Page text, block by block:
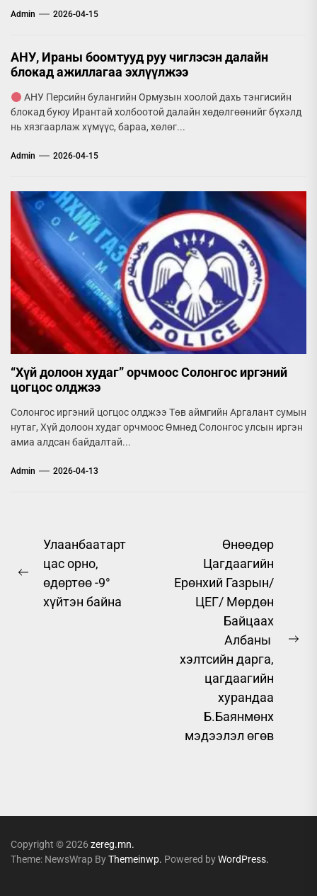
Admin 2026-04-15
АНУ, Ираны боомтууд руу чиглэсэн далайн
блокад ажиллагаа эхлүүлжээ
АНУ Персийн булангийн Ормузын хоолой дахь тэнгисийн
блокад буюу Ирантай холбоотой далайн хөдөлгөөнийг бүхэлд
нь хязгаарлаж хүмүүс, бараа, хөлөг...
Admin 2026-04-15
“Хүй долоон худаг” орчмоос Солонгос иргэний
цогцос олджээ
Солонгос иргэний цогцос олджээ Төв аймгийн Аргалант сумын
нутаг, Хүй долоон худаг орчмоос Өмнөд Солонгос улсын иргэн
амиа алдсан байдалтай...
Admin 2026-04-13
Post
navigation
Previous
post:
Улаанбаатарт
цас орно,
өдөртөө -9°
хүйтэн байна
Өнөөдөр
Цагдаагийн
Ерөнхий Газрын/
ЦЕГ/ Мөрдөн
Байцаах
Албаны
хэлтсийн дарга,
цагдаагийн
хурандаа
Б.Баянмөнх
мэдээлэл өгөв
Copyright © 2026 zereg.mn.
Theme: NewsWrap ByThemeinwp. Powered byWordPress.